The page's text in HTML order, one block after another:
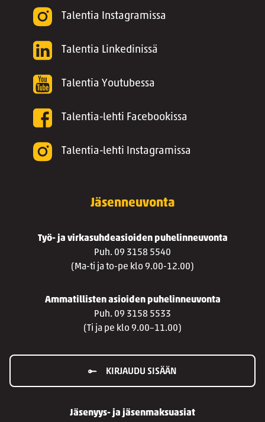
Talentia Instagramissa
Talentia Linkedinissä
Talentia Youtubessa
Talentia-lehti Facebookissa
Talentia-lehti Instagramissa
Jäsenneuvonta
Työ- ja virkasuhdeasioiden puhelinneuvonta
Puh. 09 3158 5540
(Ma-ti ja to-pe klo 9.00-12.00)
Ammatillisten asioiden puhelinneuvonta
Puh. 09 3158 5533
(Ti ja pe klo 9.00–11.00)
KIRJAUDU SISÄÄN
Jäsenyys- ja jäsenmaksuasiat